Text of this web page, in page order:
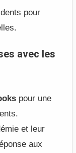
pour
avec les
pour une
et leur
aux